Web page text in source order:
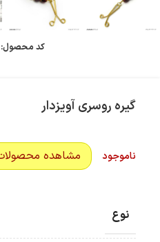
کد محصول:
گیره روسری آویزدار
ناموجود مشاهده
نوع